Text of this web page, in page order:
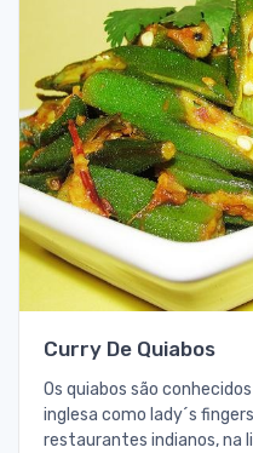
Curry De Quiabos
Os quiabos são
inglesa como lady´s
restaurantes indianos, na